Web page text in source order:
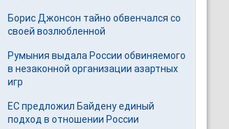
Борис Джонсон тайно обвенчался со
своей возлюбленной
Румыния выдала России обвиняемого
в незаконной организации азартных
игр
ЕС предложил Байдену единый
подход в отношении России